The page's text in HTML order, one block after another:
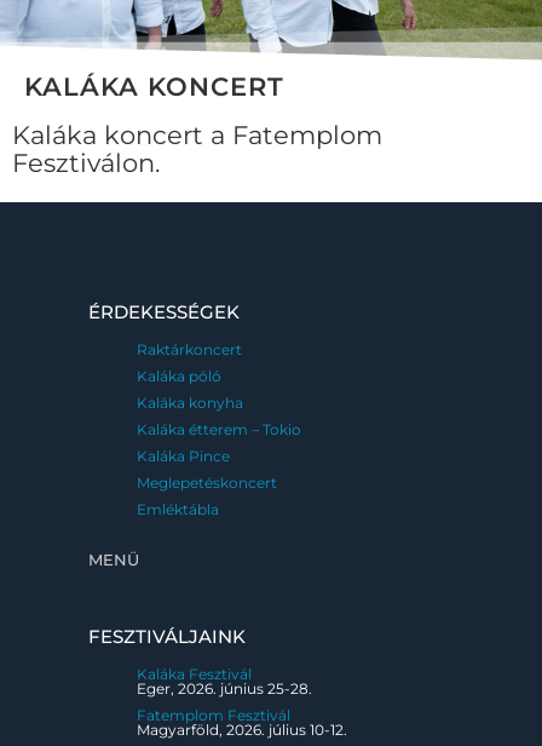
KALÁKA KONCERT
Kaláka koncert a Fatemplom
Fesztiválon.
ÉRDEKESSÉGEK
Raktárkoncert
Kaláka póló
Kaláka konyha
Kaláka étterem – Tokio
Kaláka Pince
Meglepetéskoncert
Emléktábla
MENÜ
FESZTIVÁLJAINK
Kaláka Fesztivál
Eger, 2026. június 25-28.
Fatemplom Fesztivál
Magyarföld, 2026. július 10-12.